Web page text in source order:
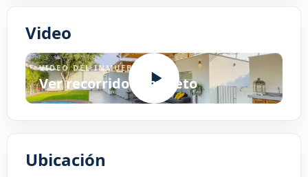
Video
VIDEO DEL INMUEBLE
Ver recorrido completo
Ubicación